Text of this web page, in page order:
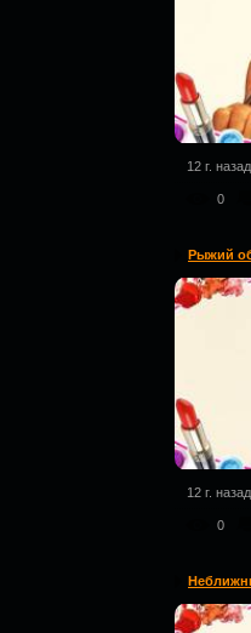
12 г. назад
0
Рыжий
12 г. назад
0